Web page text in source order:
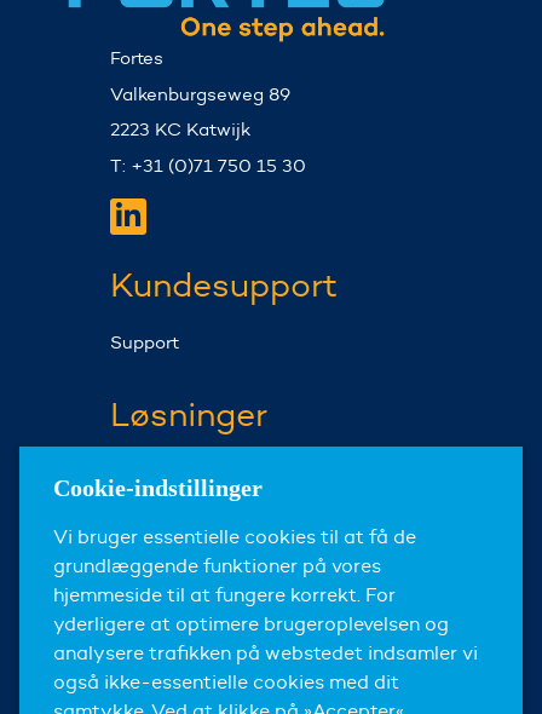
Fortes
Valkenburgseweg 89
2223 KC Katwijk
T: +31 (0)71 750 15 30
Kundesupport
Support
Løsninger
Fortes ProjectFlow
Fortes Milestones
Om os
Om Fortes
Nyheder og Events
Cookie-indstillinger
Vi bruger essentielle cookies til at få de
grundlæggende funktioner på vores
hjemmeside til at fungere korrekt. For
yderligere at optimere brugeroplevelsen og
analysere trafikken på webstedet indsamler vi
også ikke-essentielle cookies med dit